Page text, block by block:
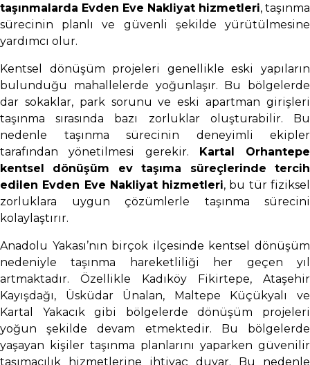
taşınmalarda Evden Eve Nakliyat hizmetleri, taşınma
sürecinin planlı ve güvenli şekilde yürütülmesine
yardımcı olur.
Kentsel dönüşüm projeleri genellikle eski yapıların
bulunduğu mahallelerde yoğunlaşır. Bu bölgelerde
dar sokaklar, park sorunu ve eski apartman girişleri
taşınma sırasında bazı zorluklar oluşturabilir. Bu
nedenle taşınma sürecinin deneyimli ekipler
tarafından yönetilmesi gerekir. Kartal Orhantepe
kentsel dönüşüm ev taşıma süreçlerinde tercih
edilen Evden Eve Nakliyat hizmetleri, bu tür fiziksel
zorluklara uygun çözümlerle taşınma sürecini
kolaylaştırır.
Anadolu Yakası’nın birçok ilçesinde kentsel dönüşüm
nedeniyle taşınma hareketliliği her geçen yıl
artmaktadır. Özellikle Kadıköy Fikirtepe, Ataşehir
Kayışdağı, Üsküdar Ünalan, Maltepe Küçükyalı ve
Kartal Yakacık gibi bölgelerde dönüşüm projeleri
yoğun şekilde devam etmektedir. Bu bölgelerde
yaşayan kişiler taşınma planlarını yaparken güvenilir
taşımacılık hizmetlerine ihtiyaç duyar. Bu nedenle